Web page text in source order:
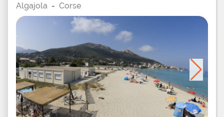
Algajola - Corse